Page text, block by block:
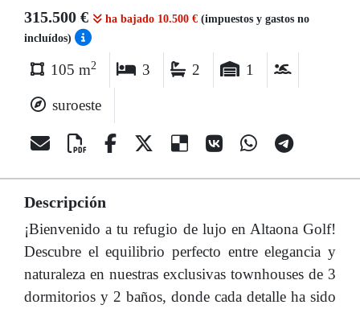
315.500 € ha bajado 10.500 € (impuestos y gastos no
incluídos)
105 m2 3 2 1
suroeste
Descripción
¡Bienvenido a tu refugio de lujo en Altaona Golf!
Descubre el equilibrio perfecto entre elegancia y
naturaleza en nuestras exclusivas townhouses de 3
dormitorios y 2 baños, donde cada detalle ha sido